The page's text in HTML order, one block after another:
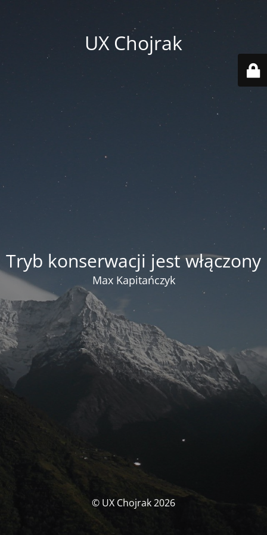
UX Chojrak
Tryb konserwacji jest włączony
Max Kapitańczyk
© UX Chojrak 2026